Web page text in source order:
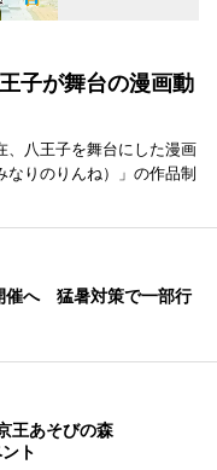
子が舞台の漫画動
、八王子を舞台にした漫画
なりのりんね）」の作品制
催へ 猛暑対策で一部行
王あそびの森
ト